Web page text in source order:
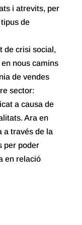
i atrevits, per
de
de crisi social,
nous camins
de vendes
sector:
a causa de
Ara en
a través de la
per poder
en relació